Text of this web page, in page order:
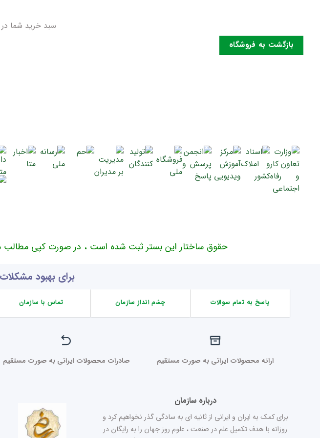
سبد خرید شما
بازگشت به فروشگاه
حقوق ساختار این بستر ثبت شده است ، در صورت کپی مطالب
برای بهبود
پاسخ به تمام سوالات چشم انداز سازمان تماس با سازمان
ارائه محصولات ایرانی به صورت مستقیم صادرات محصولات ایرانی به صورت مستقیم
درباره سازمان
برای کمک به ایران و ایرانی از ثانیه ای به سادگی گذر نخواهیم کرد و
روزانه با هدف تکمیل علم در صنعت ، علوم روز جهان را به رایگان در